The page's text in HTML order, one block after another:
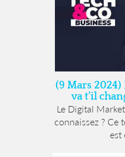
(9 Mars 2024)
va t’il
Le Digital
connaissez ? Ce
est